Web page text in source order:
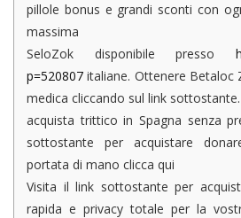
pillole bonus e grandi sconti con
massima
SeloZok disponibile presso
p=520807 italiane. Ottenere Betaloc
medica cliccando sul link sottostante.
acquista trittico in Spagna senza
sottostante per acquistare
portata di mano clicca qui
Visita il link sottostante per
rapida e privacy totale per la